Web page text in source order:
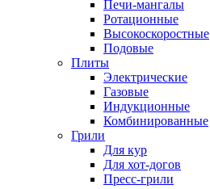
Печи-мангалы
Ротационные
Высокоскоростные
Подовые
Плиты
Электрические
Газовые
Индукционные
Комбинированные
Грили
Для кур
Для хот-догов
Пресс-грили